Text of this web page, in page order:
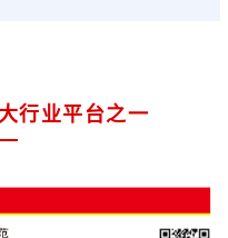
行业平台之一